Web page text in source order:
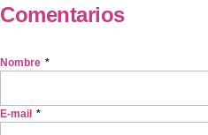
Comentarios
Nombre *
E-mail *